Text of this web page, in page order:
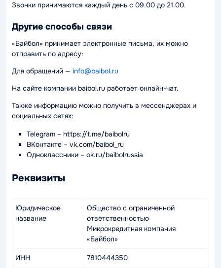
Звонки принимаются каждый день с 09.00 до 21.00.
Другие способы связи
«Байбол» принимает электронные письма, их можно
отправить по адресу:
Для обращений — info@baibol.ru
На сайте компании baibol.ru работает онлайн-чат.
Также информацию можно получить в мессенджерах и
социальных сетях:
Telegram – https://t.me/baibolru
ВКонтакте – vk.com/baibol_ru
Одноклассники – ok.ru/baibolrussia
Реквизиты
Юридическое
название
Общество с ограниченной
ответственностью
Микрокредитная компания
«Байбол»
ИНН 7810444350